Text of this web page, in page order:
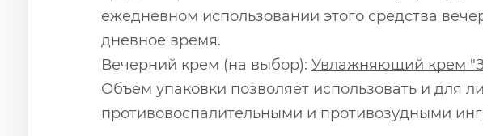
ежедневном использовании этого средства
дневное время.
Вечерний крем (на выбор): Увлажняющий крем
Объем упаковки позволяет использовать и для
противовоспалительными и противозудными